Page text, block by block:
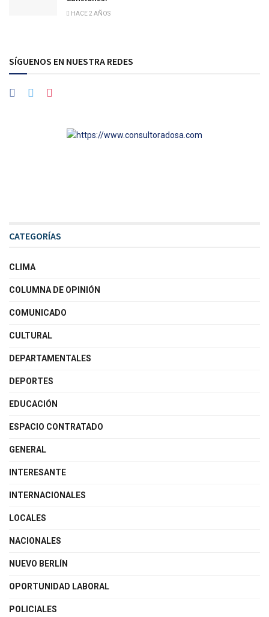
HACE 2 AÑOS
SÍGUENOS EN NUESTRA REDES
CATEGORÍAS
CLIMA
COLUMNA DE OPINIÓN
COMUNICADO
CULTURAL
DEPARTAMENTALES
DEPORTES
EDUCACIÓN
ESPACIO CONTRATADO
GENERAL
INTERESANTE
INTERNACIONALES
LOCALES
NACIONALES
NUEVO BERLÍN
OPORTUNIDAD LABORAL
POLICIALES